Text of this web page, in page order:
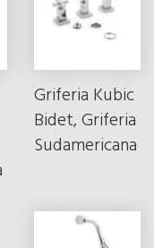
Griferia Kubic
Bidet, Griferia
Sudamericana